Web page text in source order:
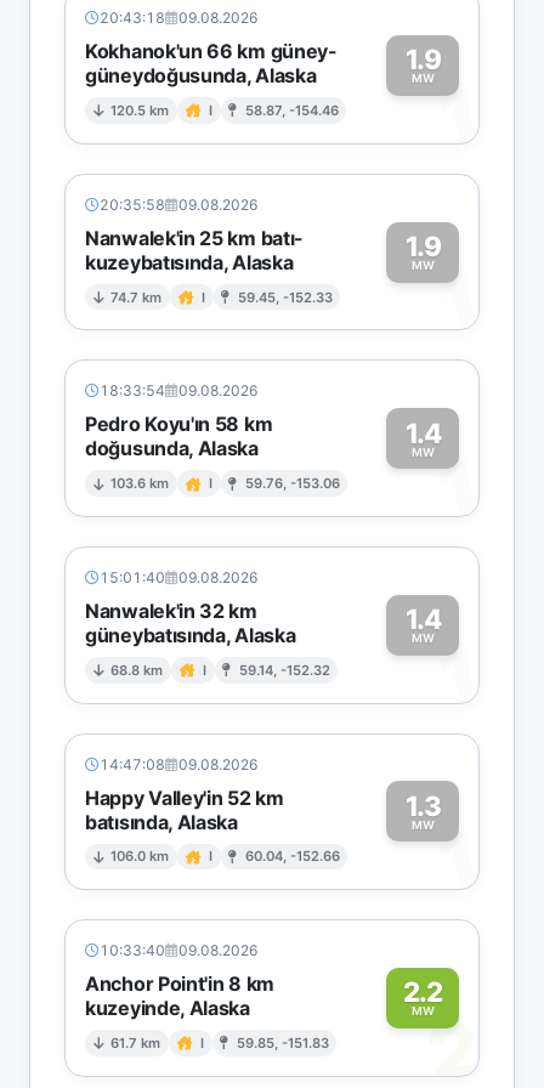
20:43:18 09.08.2026
Kokhanok'un 66 km güney-
güneydoğusunda, Alaska
120.5 km I 58.87, -154.46
1.9
MW1
20:35:58 09.08.2026
Nanwalek'in 25 km batı-
kuzeybatısında, Alaska
74.7 km I 59.45, -152.33
1.9
MW1
18:33:54 09.08.2026
Pedro Koyu'ın 58 km
doğusunda, Alaska
103.6 km I 59.76, -153.06
1.4
MW1
15:01:40 09.08.2026
Nanwalek'in 32 km
güneybatısında, Alaska
68.8 km I 59.14, -152.32
1.4
MW1
14:47:08 09.08.2026
Happy Valley'in 52 km
batısında, Alaska
106.0 km I 60.04, -152.66
1.3
MW1
10:33:40 09.08.2026
Anchor Point'in 8 km
kuzeyinde, Alaska
61.7 km I 59.85, -151.83
2.2
MW
2